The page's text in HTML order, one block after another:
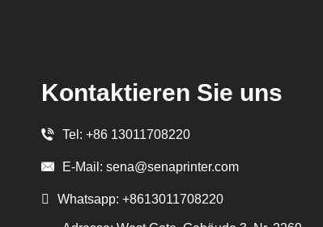
Kontaktieren Sie uns
Tel:+86 13011708220
E-Mail:sena@senaprinter.com
Whatsapp:+8613011708220